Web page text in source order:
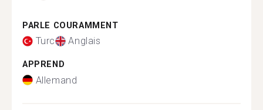
PARLE COURAMMENT
Turc Anglais
APPREND
Allemand